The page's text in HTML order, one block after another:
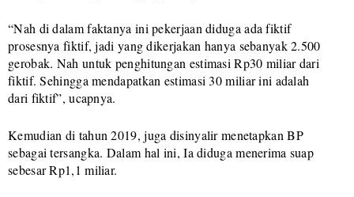
“Nah di dalam faktanya ini pekerjaan diduga ada fiktif
prosesnya fiktif, jadi yang dikerjakan hanya sebanyak 2.500
gerobak. Nah untuk penghitungan estimasi Rp30 miliar dari
fiktif. Sehingga mendapatkan estimasi 30 miliar ini adalah
dari fiktif”, ucapnya.
Kemudian di tahun 2019, juga disinyalir menetapkan BP
sebagai tersangka. Dalam hal ini, Ia diduga menerima suap
sebesar Rp1,1 miliar.